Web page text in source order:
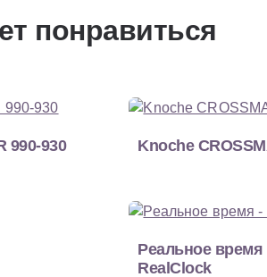
понравиться
990-930 Knoche
Реальное время
RealClock